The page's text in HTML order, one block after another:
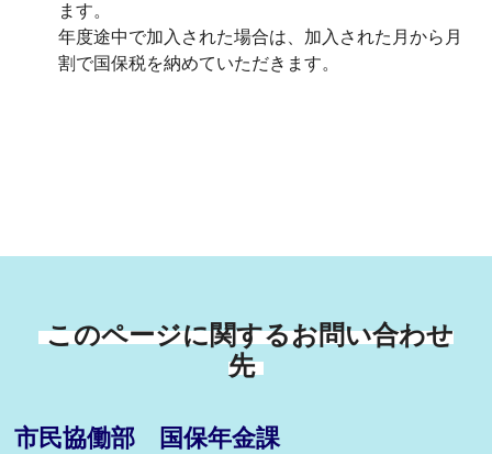
ます。
年度途中で加入された場合は、加入された月から月
割で国保税を納めていただきます。
このページに関するお問い合わせ
先
市民協働部 国保年金課